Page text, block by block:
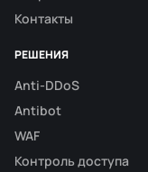
Контакты
РЕШЕНИЯ
Anti-DDoS
Antibot
WAF
Контроль доступа